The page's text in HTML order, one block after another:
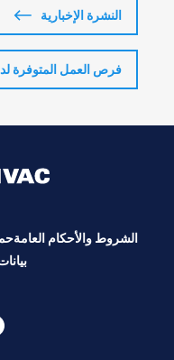
النشرة الإخبارية
فرص العمل المتوفرة
الشروط والأحكام العامة